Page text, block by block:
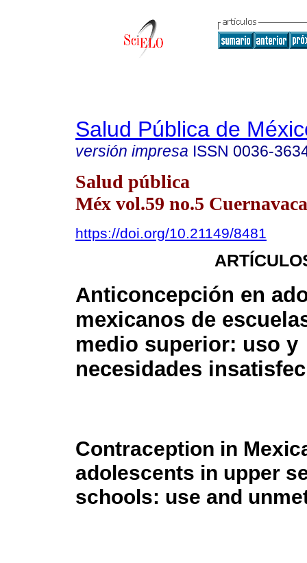
Salud Pública de
versión impresa ISSN 0036-
Salud pública
Méx vol.59 no.5
https://doi.org/10.21149/8481
Anticoncepción en
mexicanos de
medio superior: uso y
necesidades
Contraception in
adolescents in upper
schools: use and